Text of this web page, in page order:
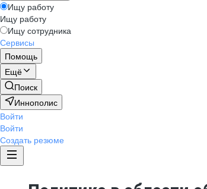
Ищу работу
Ищу работу
Ищу сотрудника
Сервисы
Помощь
Ещё
Поиск
Иннополис
Войти
Войти
Создать резюме